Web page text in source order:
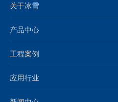
关于冰雪
产品中心
工程案例
应用行业